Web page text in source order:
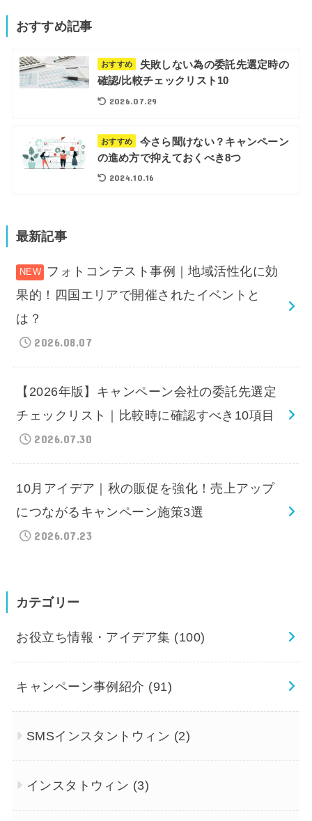
おすすめ記事
おすすめ
失敗しない為の委託先選定時の
確認/比較チェックリスト10
2026.07.29
おすすめ
今さら聞けない？キャンペーン
の進め方で抑えておくべき8つ
2024.10.16
最新記事
フォトコンテスト事例｜地域活性化に効
果的！四国エリアで開催されたイベントと
は？
2026.08.07
【2026年版】キャンペーン会社の委託先選定
チェックリスト｜比較時に確認すべき10項目
2026.07.30
10月アイデア｜秋の販促を強化！売上アップ
につながるキャンペーン施策3選
2026.07.23
カテゴリー
お役立ち情報・アイデア集 (100)
キャンペーン事例紹介 (91)
SMSインスタントウィン (2)
インスタトウィン (3)